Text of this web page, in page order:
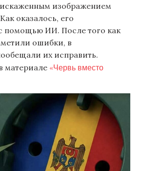
изображением
оказалось, его
помощью ИИ. После того как
ошибки, в
их исправить.
материале «Червь вместо